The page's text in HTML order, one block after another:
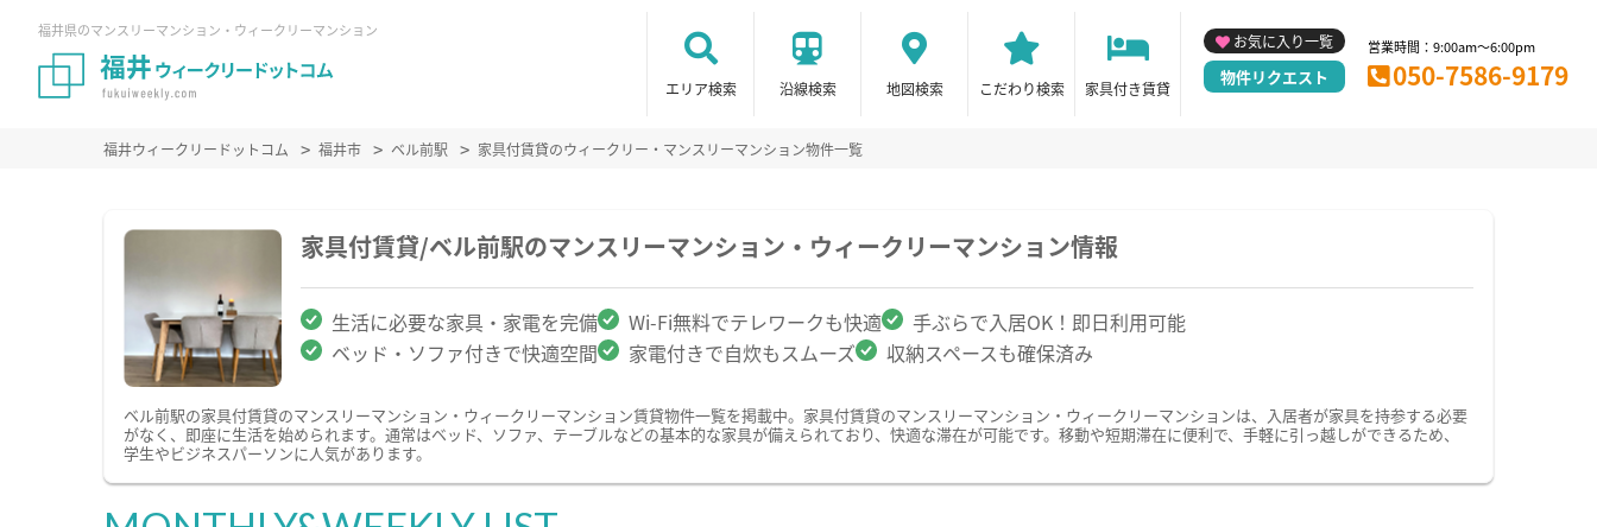
福井県のマンスリーマンション・ウィークリーマンション
エリア検索 沿線検索 地図検索 こだわり検索 家具付き賃貸
お気に入り一覧
物件リクエスト
営業時間：9:00am～6:00pm
050-7586-9179
福井ウィークリードットコム 福井市 ベル前駅 家具付賃貸のウィークリー・マンスリーマンション物件一覧
家具付賃貸/ベル前駅のマンスリーマンション・ウィークリーマンション情報
生活に必要な家具・家電を完備 Wi-Fi無料でテレワークも快適
手ぶらで入居OK！即日利用可能
ベッド・ソファ付きで快適空間
家電付きで自炊もスムーズ 収納スペースも確保済み
ベル前駅の家具付賃貸のマンスリーマンション・ウィークリーマンション賃貸物件一覧を掲載中。家具付賃貸のマンスリーマンション・ウィークリーマンションは、入居者が家具を持参する必要
がなく、即座に生活を始められます。通常はベッド、ソファ、テーブルなどの基本的な家具が備えられており、快適な滞在が可能です。移動や短期滞在に便利で、手軽に引っ越しができるため、
学生やビジネスパーソンに人気があります。